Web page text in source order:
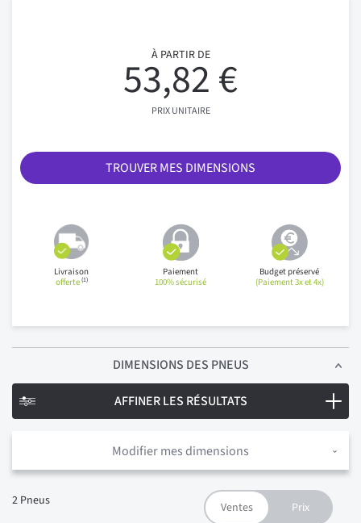
À PARTIR DE
53,82 €
PRIX UNITAIRE
TROUVER MES DIMENSIONS
Livraison
offerte(1)
Paiement
100% sécurisé
Budget préservé
(Paiement 3x et 4x)
DIMENSIONS DES PNEUS
Modifier mes dimensions
2 Pneus
AFFINER LES RÉSULTATS